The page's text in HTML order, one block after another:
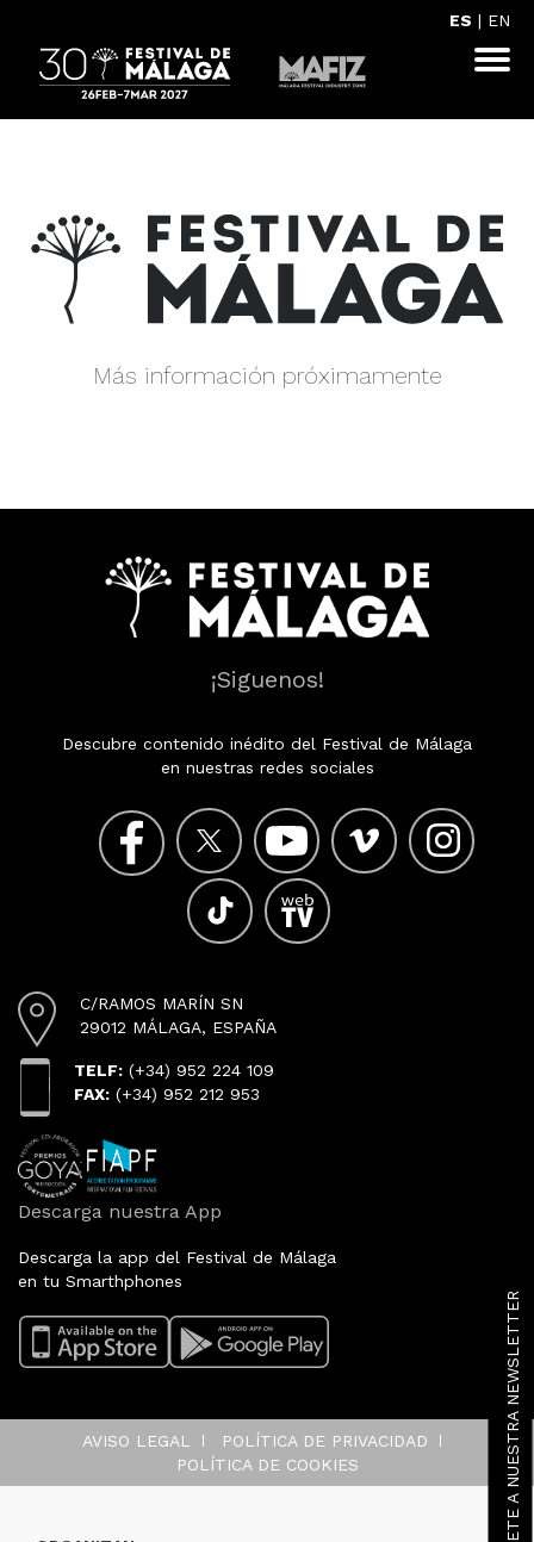
SUSCRÍBETE A NUESTRA NEWSLETTER
ES | EN
Más información próximamente
¡Siguenos!
Descubre contenido inédito del Festival de Málaga
en nuestras redes sociales
C/RAMOS MARÍN SN
29012 MÁLAGA, ESPAÑA
TELF: (+34) 952 224 109
FAX: (+34) 952 212 953
Descarga nuestra App
Descarga la app del Festival de Málaga
en tu Smarthphones
AVISO LEGAL
POLÍTICA DE PRIVACIDAD
POLÍTICA DE COOKIES